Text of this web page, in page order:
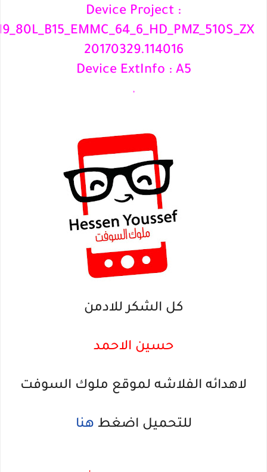
Device Project :
20170329.114016
Device ExtInfo : A5
,
كل الشكر للادمن
حسين الاحمد
لاهدائه الفلاشه لموقع ملوك السوفت
للتحميل اضغط هنا